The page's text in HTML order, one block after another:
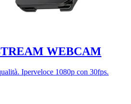
WEBCAM
Iperveloce 1080p con 30fps.